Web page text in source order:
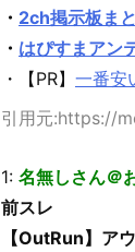
・ 2ch掲示板ま
・ はぴすまアン
・【PR】 一番安
引用元:https://
1: 名無しさん＠
前スレ
【OutRun】ア